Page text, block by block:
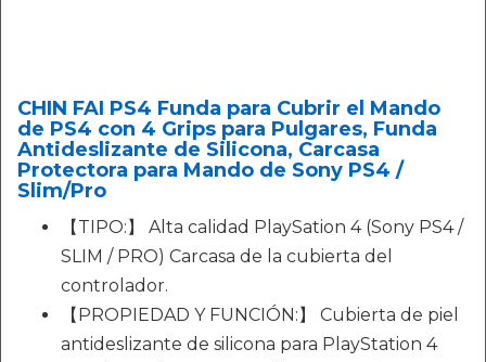
CHIN FAI PS4 Funda para Cubrir el Mando
de PS4 con 4 Grips para Pulgares, Funda
Antideslizante de Silicona, Carcasa
Protectora para Mando de Sony PS4 /
Slim/Pro
【TIPO:】 Alta calidad PlaySation 4 (Sony PS4 /
SLIM / PRO) Carcasa de la cubierta del
controlador.
【PROPIEDAD Y FUNCIÓN:】 Cubierta de piel
antideslizante de silicona para PlayStation 4